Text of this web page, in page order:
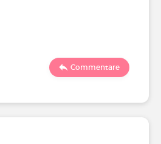
Commentare